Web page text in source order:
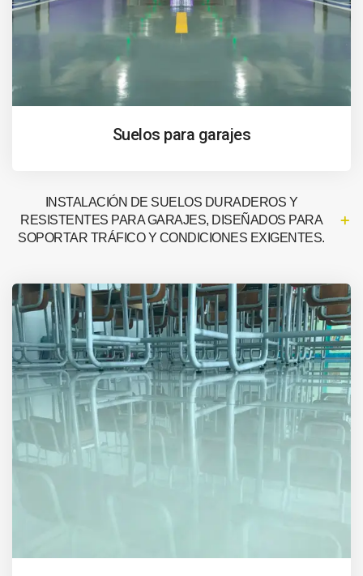
Suelos para garajes
INSTALACIÓN DE SUELOS DURADEROS Y
RESISTENTES PARA GARAJES, DISEÑADOS PARA
SOPORTAR TRÁFICO Y CONDICIONES EXIGENTES.